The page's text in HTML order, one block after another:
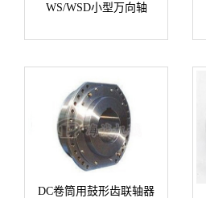
WS/WSD小型万向轴
DC卷筒用鼓形齿联轴器